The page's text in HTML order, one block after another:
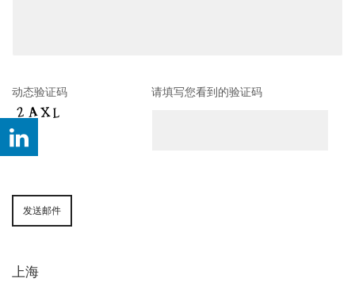
动态验证码 请填写您看到的验证码
上海